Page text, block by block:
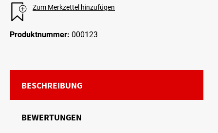
Zum Merkzettel hinzufügen
Produktnummer: 000123
BESCHREIBUNG
BEWERTUNGEN